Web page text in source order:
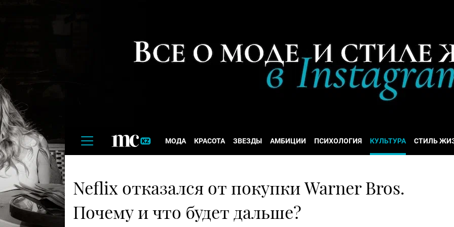
МОДА КРАСОТА ЗВЕЗДЫ АМБИЦИИ ПСИХОЛОГИЯ КУЛЬТУРА СТИЛЬ
Neflix отказался от покупки Warner Bros.
Почему и что будет дальше?